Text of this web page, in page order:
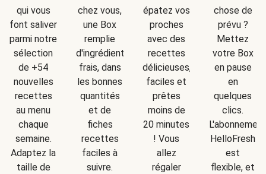
qui vous
font saliver
parmi notre
sélection
de +54
nouvelles
recettes
au menu
chaque
semaine.
Adaptez la
taille de
chez vous,
une Box
remplie
d'ingrédients
frais, dans
les bonnes
quantités
et de
fiches
recettes
faciles à
suivre.
épatez vos
proches
avec des
recettes
délicieuses,
faciles et
prêtes
moins de
20 minutes
! Vous
allez
régaler
chose de
prévu ?
Mettez
votre Box
en pause
en
quelques
clics.
L'abonnement
HelloFresh
est
flexible, et